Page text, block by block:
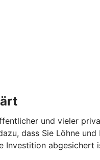
und vieler
dass Sie Löhne
Investition abgesichert